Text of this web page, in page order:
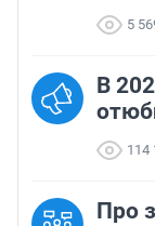
5
В
114
Про